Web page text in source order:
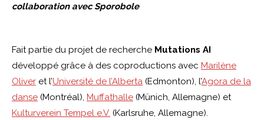
collaboration avec Sporobole
Fait partie du projet de recherche Mutations AI
développé grâce à des coproductions avec Marilène
Oliver et l’Université de l’Alberta (Edmonton), l’Agora de la
danse (Montréal), Muffathalle (Münich, Allemagne) et
Kulturverein Tempel e.V. (Karlsruhe, Allemagne).